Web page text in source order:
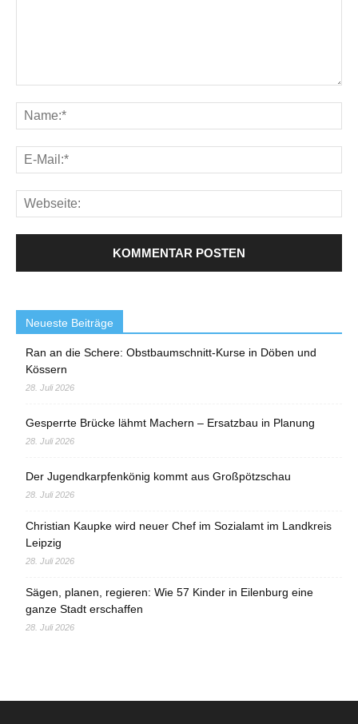
Neueste Beiträge
Ran an die Schere: Obstbaumschnitt-Kurse in Döben und
Kössern
28. Juli 2026
Gesperrte Brücke lähmt Machern – Ersatzbau in Planung
28. Juli 2026
Der Jugendkarpfenkönig kommt aus Großpötzschau
28. Juli 2026
Christian Kaupke wird neuer Chef im Sozialamt im Landkreis
Leipzig
28. Juli 2026
Sägen, planen, regieren: Wie 57 Kinder in Eilenburg eine
ganze Stadt erschaffen
28. Juli 2026